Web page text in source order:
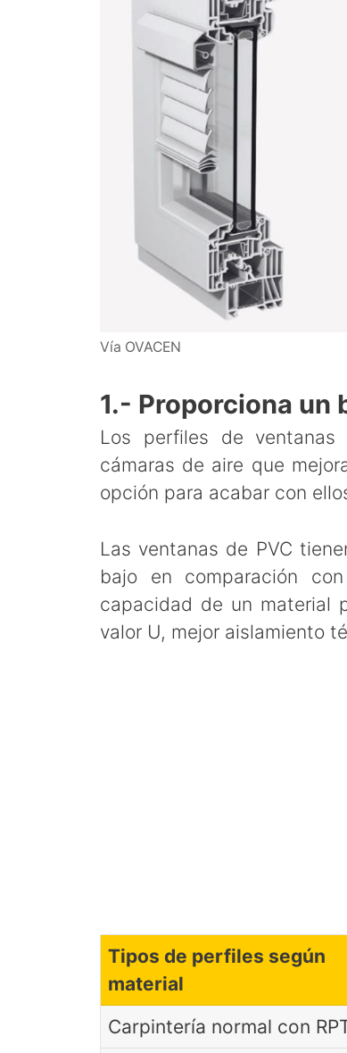
Vía OVACEN
1.- Proporciona un
Los perfiles de ventanas
cámaras de aire que
opción para acabar con
Las ventanas de PVC
bajo en comparación
capacidad de un material
valor U, mejor aislamiento
Tipos de perfiles según
material
Carpintería normal con